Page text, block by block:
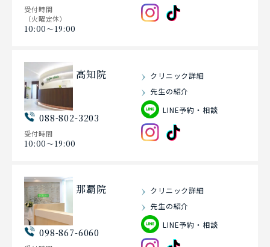
受付時間
（火曜定休）
10:00〜19:00
高知院
088-802-3203
受付時間
10:00〜19:00
クリニック詳細
先生の紹介
LINE予約・相談
那覇院
098-867-6060
クリニック詳細
先生の紹介
LINE予約・相談